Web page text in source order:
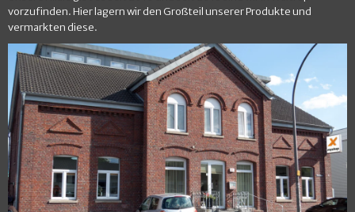
vorzufinden. Hier lagern wir den Großteil unserer Produkte und
vermarkten diese.